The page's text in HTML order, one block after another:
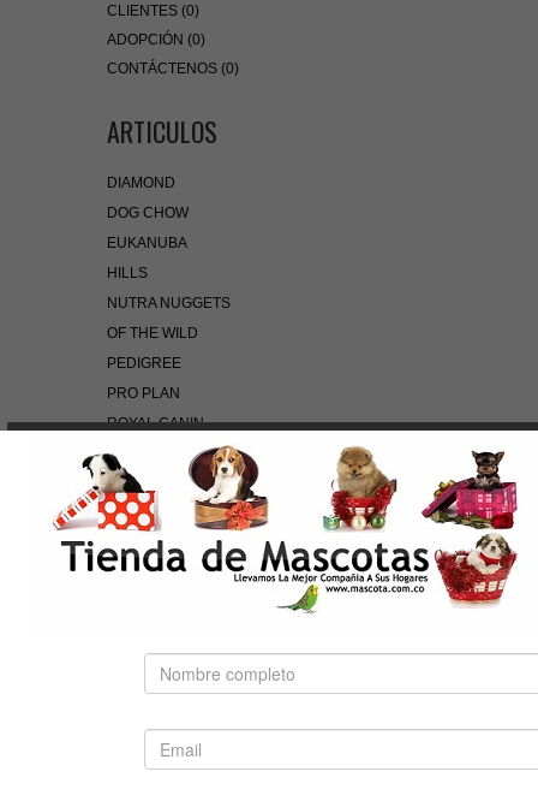
CLIENTES (0)
ADOPCIÓN (0)
CONTÁCTENOS (0)
ARTICULOS
DIAMOND
DOG CHOW
EUKANUBA
HILLS
NUTRA NUGGETS
OF THE WILD
PEDIGREE
PRO PLAN
ROYAL CANIN
BÚSQUEDA RÁPIDA
Use palabras clave para encontrar el producto que
busca.
Búsqueda Avanzada
SUGERIDO